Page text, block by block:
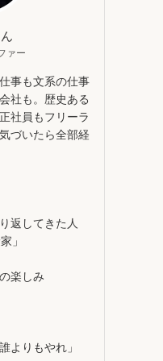
ァー
事も文系の仕事
社も。歴史ある
社員もフリーラ
づいたら全部経
返してきた人
」
楽しみ
よりもやれ」